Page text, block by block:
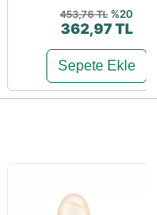
453,76 TL %20
362,97 TL
Sepete Ekle